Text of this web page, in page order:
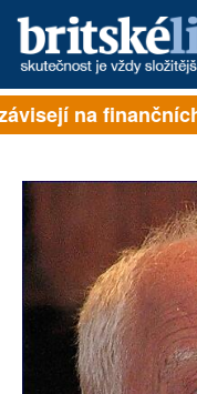
PŘIHLÁSIT
ARCHIV
ROZHOVORY
TÉMATA
NEJČTENĚJŠÍ ZA 7 DNÍ
na